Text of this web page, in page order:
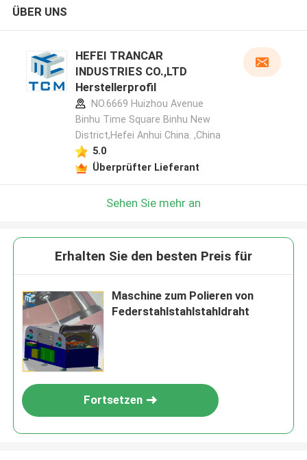
ÜBER UNS
HEFEI TRANCAR
INDUSTRIES CO.,LTD
Herstellerprofil
NO.6669 Huizhou Avenue
Binhu Time Square Binhu New
District,Hefei Anhui China. ,China
5.0
Überprüfter Lieferant
Sehen Sie mehr an
Erhalten Sie den besten Preis für
Maschine zum Polieren von
Federstahlstahlstahldraht
Fortsetzen